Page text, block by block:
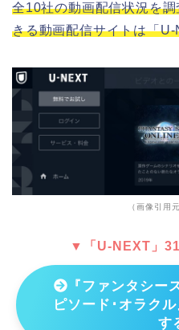
全10社の動画配信状況を
きる動画配信サイトは「
（画像引用
▼「U-NEXT」
『ファンタシー
ピソード･オラク
す